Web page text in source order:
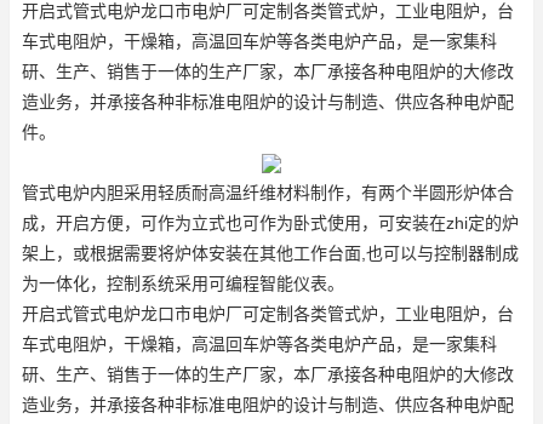
开启式管式电炉龙口市电炉厂可定制各类管式炉，工业电阻炉，台
车式电阻炉，干燥箱，高温回车炉等各类电炉产品，是一家集科
研、生产、销售于一体的生产厂家，本厂承接各种电阻炉的大修改
造业务，并承接各种非标准电阻炉的设计与制造、供应各种电炉配
件。
管式电炉内胆采用轻质耐高温纤维材料制作，有两个半圆形炉体合
成，开启方便，可作为立式也可作为卧式使用，可安装在zhi定的炉
架上，或根据需要将炉体安装在其他工作台面,也可以与控制器制成
为一体化，控制系统采用可编程智能仪表。
开启式管式电炉龙口市电炉厂可定制各类管式炉，工业电阻炉，台
车式电阻炉，干燥箱，高温回车炉等各类电炉产品，是一家集科
研、生产、销售于一体的生产厂家，本厂承接各种电阻炉的大修改
造业务，并承接各种非标准电阻炉的设计与制造、供应各种电炉配